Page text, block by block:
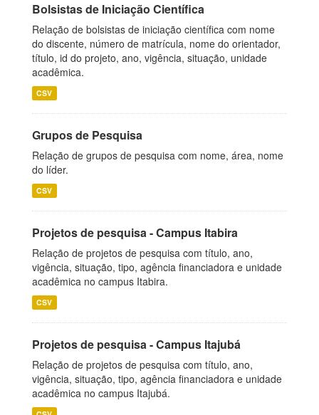
Bolsistas de Iniciação Científica
Relação de bolsistas de iniciação científica com nome
do discente, número de matrícula, nome do orientador,
título, id do projeto, ano, vigência, situação, unidade
acadêmica.
CSV
Grupos de Pesquisa
Relação de grupos de pesquisa com nome, área, nome
do líder.
CSV
Projetos de pesquisa - Campus Itabira
Relação de projetos de pesquisa com título, ano,
vigência, situação, tipo, agência financiadora e unidade
acadêmica no campus Itabira.
CSV
Projetos de pesquisa - Campus Itajubá
Relação de projetos de pesquisa com título, ano,
vigência, situação, tipo, agência financiadora e unidade
acadêmica no campus Itajubá.